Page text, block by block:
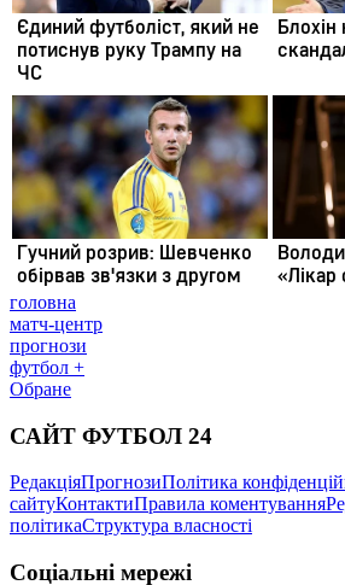
головна
матч-центр
прогнози
футбол +
Обране
САЙТ ФУТБОЛ 24
РедакціяПрогнозиПолітика
сайтуКонтактиПравила коментування
політикаСтруктура власності
Соціальні мережі